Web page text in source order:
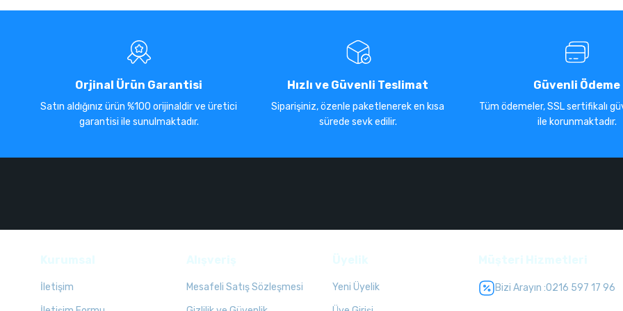
Orjinal Ürün Garantisi
Satın aldığınız ürün %100 orijinaldir ve üretici
garantisi ile sunulmaktadır.
Hızlı ve Güvenli Teslimat
Siparişiniz, özenle paketlenerek en kısa
sürede sevk edilir.
Güvenli Ödeme
Tüm ödemeler, SSL sertifikalı
ile korunmaktadır.
İletişim
Mesafeli Satış Sözleşmesi
Yeni Üyelik
Bizi Arayın :0216 597 17 96